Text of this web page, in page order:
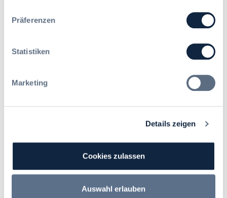
Präferenzen
Statistiken
Marketing
Details zeigen
Cookies zulassen
Auswahl erlauben
Adresse
Straße / Postfach *
Adresszusatz (optional)